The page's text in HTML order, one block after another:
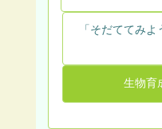
「そだててみ
生物育